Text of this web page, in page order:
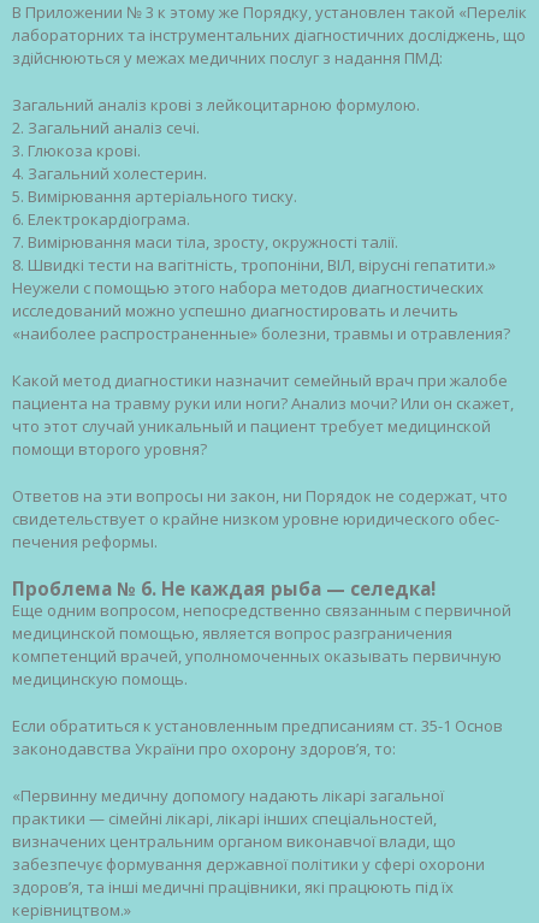
В Приложении № 3 к этому же Порядку, установлен такой «Перелік
лабораторних та інструментальних діагностичних досліджень, що
здійснюються у межах медичних послуг з надання ПМД:
Загальний аналіз крові з лейкоцитарною формулою.
2. Загальний аналіз сечі.
3. Глюкоза крові.
4. Загальний холестерин.
5. Вимірювання артеріального тиску.
6. Електрокардіограма.
7. Вимірювання маси тіла, зросту, окружності талії.
8. Швидкі тести на вагітність, тропоніни, ВІЛ, вірусні гепатити.»
Неужели с помощью этого набора методов диагностических
исследований можно успешно диагностировать и лечить
«наиболее распространенные» болезни, травмы и отравления?
Какой метод диагностики назначит семейный врач при жалобе
пациента на травму руки или ноги? Анализ мочи? Или он скажет,
что этот случай уникальный и пациент требует медицинской
помощи второго уровня?
Ответов на эти вопросы ни закон, ни Порядок не содержат, что
свидетельствует о крайне низком уровне юридического обес­
печения реформы.
Проблема № 6. Не каждая рыба — селедка!
Еще одним вопросом, непосредственно связанным с первичной
медицинской помощью, является вопрос разграничения
компетенций врачей, уполномоченных оказывать первичную
медицинскую помощь.
Если обратиться к установленным предписаниям ст. 35-1 Основ
законодавства України про охорону здоров’я, то:
«Первинну медичну допомогу надають лікарі загальної
практики — сімейні лікарі, лікарі інших спеціальностей,
визначених центральним органом виконавчої влади, що
забезпечує формування державної політики у сфері охорони
здоров’я, та інші медичні працівники, які працюють під їх
керівництвом.»